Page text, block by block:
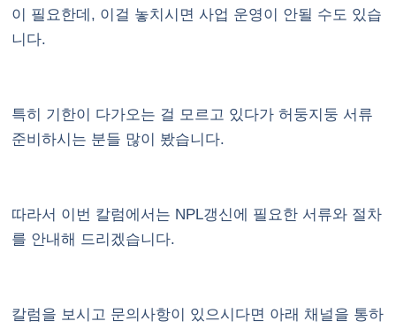
이 필요한데, 이걸 놓치시면 사업 운영이 안될 수도 있습
니다.
특히 기한이 다가오는 걸 모르고 있다가 허둥지둥 서류
준비하시는 분들 많이 봤습니다.
따라서 이번 칼럼에서는 NPL갱신에 필요한 서류와 절차
를 안내해 드리겠습니다.
칼럼을 보시고 문의사항이 있으시다면 아래 채널을 통하